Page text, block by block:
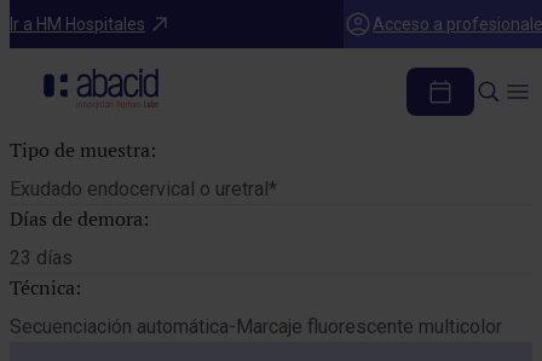
Ir a HM Hospitales Acceso a
Catálogo de pruebas
GENOTIPO HPV
Tipo de muestra:
Exudado endocervical o uretral*
Días de demora:
23 días
Técnica:
Secuenciación automática-Marcaje fluorescente multicolor